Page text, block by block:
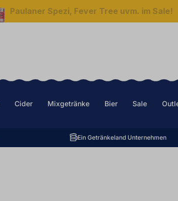
Paulaner Spezi, Fever Tree uvm. im Sale!
Cider Mixgetränke Bier Sale
Ein Getränkeland Unternehmen